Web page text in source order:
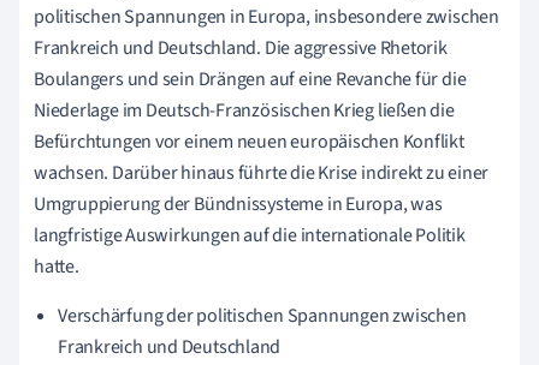
politischen Spannungen in Europa, insbesondere zwischen
Frankreich und Deutschland. Die aggressive Rhetorik
Boulangers und sein Drängen auf eine Revanche für die
Niederlage im Deutsch-Französischen Krieg ließen die
Befürchtungen vor einem neuen europäischen Konflikt
wachsen. Darüber hinaus führte die Krise indirekt zu einer
Umgruppierung der Bündnissysteme in Europa, was
langfristige Auswirkungen auf die internationale Politik
hatte.
Verschärfung der politischen Spannungen zwischen
Frankreich und Deutschland